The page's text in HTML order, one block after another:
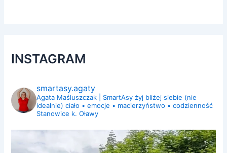
INSTAGRAM
smartasy.agaty
Agata Maśluszczak | SmartAsy żyj bliżej siebie (nie
idealnie) ciało • emocje • macierzyństwo • codzienność
Stanowice k. Oławy